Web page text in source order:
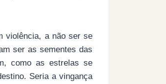
violência, a não ser se
ser as sementes das
como as estrelas se
Seria a vingança